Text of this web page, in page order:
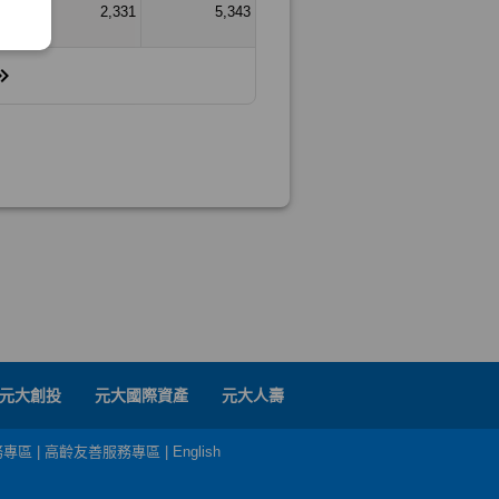
元大創投 元大國際資產 元大人壽
區 高齡友善服務專區 English